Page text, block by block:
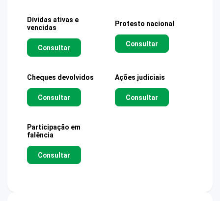
Dívidas ativas e
vencidas
Consultar
Protesto nacional
Consultar
Cheques devolvidos
Consultar
Ações judiciais
Consultar
Participação em
falência
Consultar